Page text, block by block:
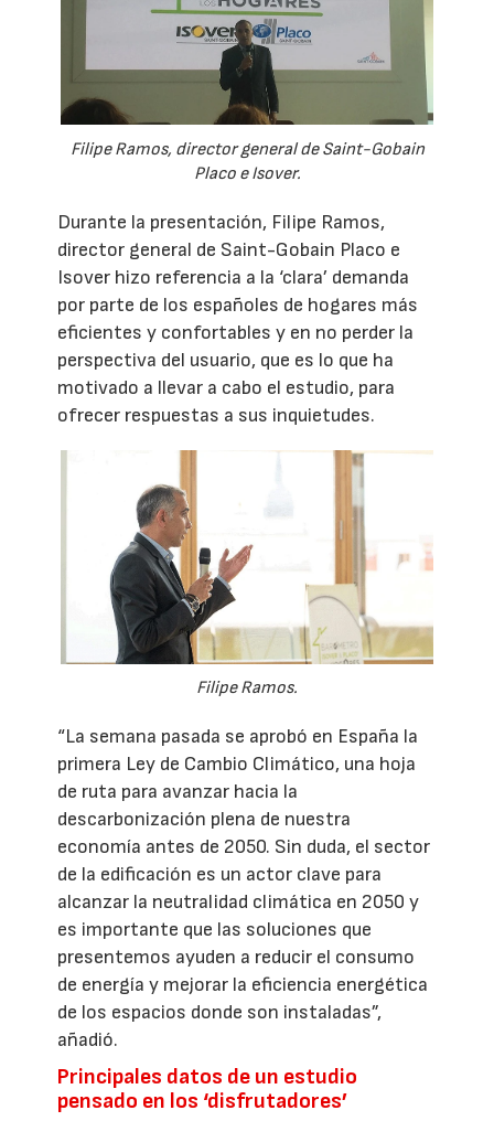
Filipe Ramos, director general de Saint-Gobain
Placo e Isover.
Durante la presentación, Filipe Ramos,
director general de Saint-Gobain Placo e
Isover hizo referencia a la ‘clara’ demanda
por parte de los españoles de hogares más
eficientes y confortables y en no perder la
perspectiva del usuario, que es lo que ha
motivado a llevar a cabo el estudio, para
ofrecer respuestas a sus inquietudes.
Filipe Ramos.
“La semana pasada se aprobó en España la
primera Ley de Cambio Climático, una hoja
de ruta para avanzar hacia la
descarbonización plena de nuestra
economía antes de 2050. Sin duda, el sector
de la edificación es un actor clave para
alcanzar la neutralidad climática en 2050 y
es importante que las soluciones que
presentemos ayuden a reducir el consumo
de energía y mejorar la eficiencia energética
de los espacios donde son instaladas”,
añadió.
Principales datos de un estudio
pensado en los ‘disfrutadores’